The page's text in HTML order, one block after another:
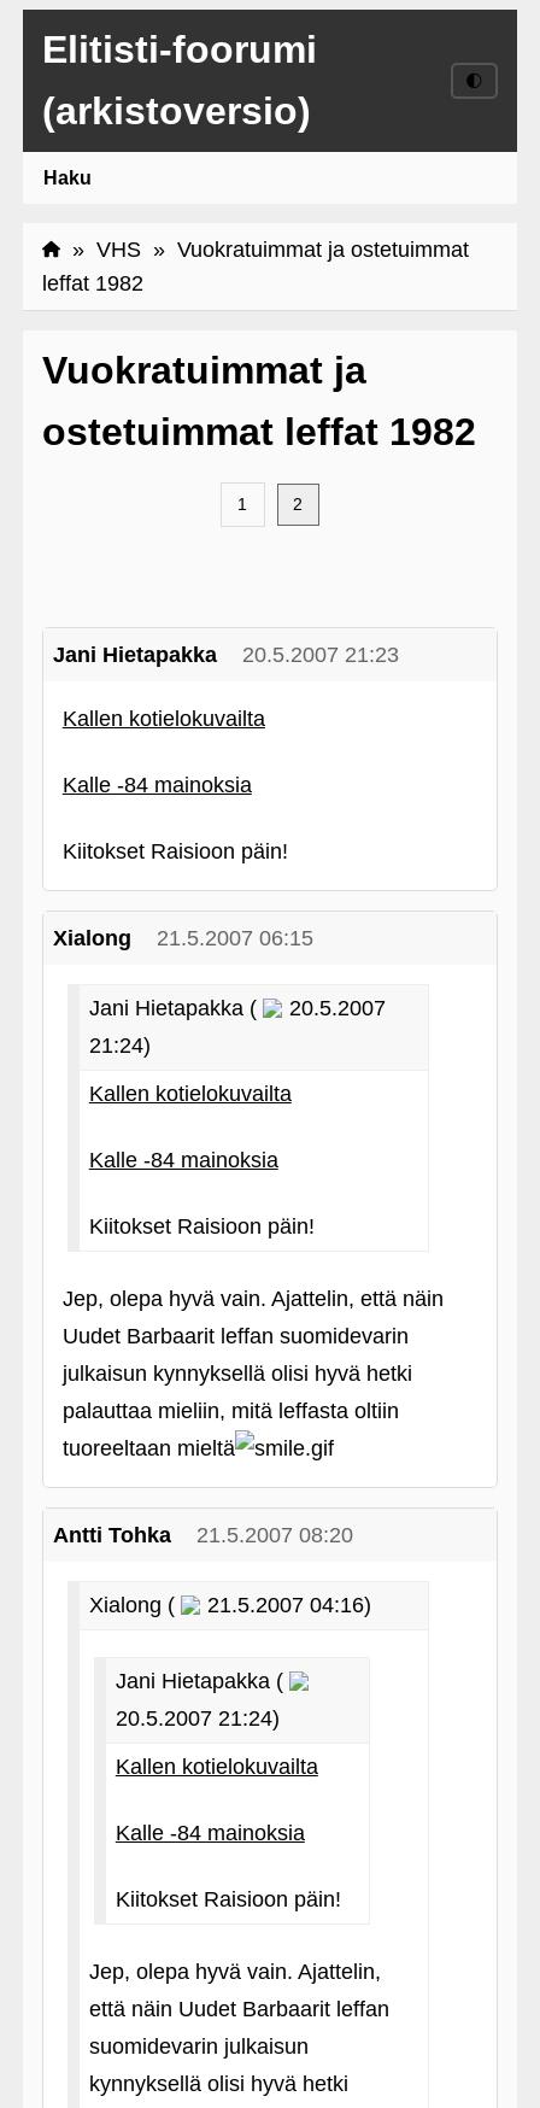
Elitisti-foorumi
(arkistoversio)
🌓
Haku
» VHS» Vuokratuimmat ja ostetuimmat
leffat 1982
Vuokratuimmat ja
ostetuimmat leffat 1982
1 2
Jani Hietapakka 20.5.2007 21:23
Kallen kotielokuvailta
Kalle ‑84 mainoksia
Kiitokset Raisioon päin!
Xialong 21.5.2007 06:15
Jani Hietapakka (
20.5.2007
21:24)
Kallen kotielokuvailta
Kalle ‑84 mainoksia
Kiitokset Raisioon päin!
Jep, olepa hyvä vain. Ajattelin, että näin
Uudet Barbaarit leffan suomidevarin
julkaisun kynnyksellä olisi hyvä hetki
palauttaa mieliin, mitä leffasta oltiin
tuoreeltaan mieltä
Antti Tohka 21.5.2007 08:20
Xialong ( 21.5.2007 04:16)
Jani Hietapakka (
20.5.2007 21:24)
Kallen kotielokuvailta
Kalle ‑84 mainoksia
Kiitokset Raisioon päin!
Jep, olepa hyvä vain. Ajattelin,
että näin Uudet Barbaarit leffan
suomidevarin julkaisun
kynnyksellä olisi hyvä hetki